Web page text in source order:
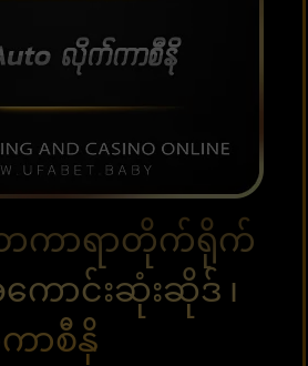
ကာရာတိုက်ရိုက်
ာင်းဆုံးဆိုဒ် ၊
ာစီနို